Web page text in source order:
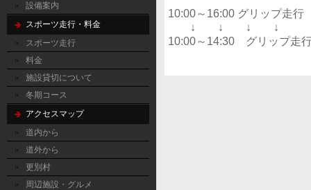
設備案内
スポーツ走行・料金
スポーツ走行
料金
施設貸切について
冬期コース
アクセスマップ
道内から
道外から
更別村
周辺施設・グルメ
10:00～16:00 グリップ走行
↓ ↓ ↓ ↓
10:00～14:30 グリップ